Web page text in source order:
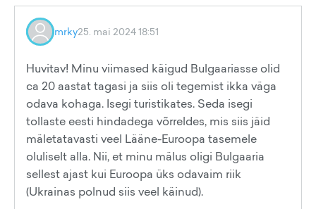
mrky25. mai 2024 18:51
Huvitav! Minu viimased käigud Bulgaariasse olid
ca 20 aastat tagasi ja siis oli tegemist ikka väga
odava kohaga. Isegi turistikates. Seda isegi
tollaste eesti hindadega võrreldes, mis siis jäid
mäletatavasti veel Lääne-Euroopa tasemele
oluliselt alla. Nii, et minu mälus oligi Bulgaaria
sellest ajast kui Euroopa üks odavaim riik
(Ukrainas polnud siis veel käinud).